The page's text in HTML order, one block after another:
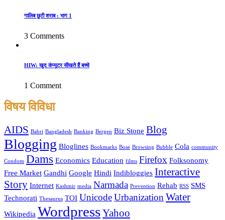
गालिब छुटी शराब : भाग 1
3 Comments
HIW: खुद कंप्यूटर सीखते हैं बच्चे
1 Comment
विषय विविधा
AIDS Babri Bangladesh Banking Bergen Biz Stone Blog
Blogging Bloglines Bookmarks Bose Browsing Bubble Cola community
Condom Dams Economics Education films Firefox Folksonomy
Free Market Gandhi Google Hindi Indibloggies Interactive
Story Internet Kashmir media Narmada Prevention Rehab RSS SMS
Technorati Thesaurus TOI UnicodeUrbanization Water
Wikipedia WordpressYahoo